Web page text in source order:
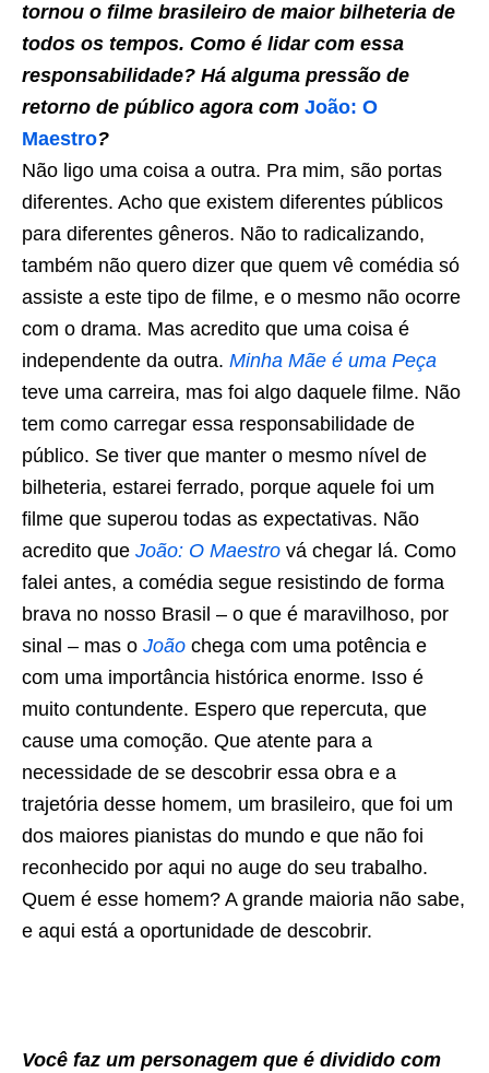
tornou o filme brasileiro de maior bilheteria de
todos os tempos. Como é lidar com essa
responsabilidade? Há alguma pressão de
retorno de público agora com João: O
Maestro?
Não ligo uma coisa a outra. Pra mim, são portas
diferentes. Acho que existem diferentes públicos
para diferentes gêneros. Não to radicalizando,
também não quero dizer que quem vê comédia só
assiste a este tipo de filme, e o mesmo não ocorre
com o drama. Mas acredito que uma coisa é
independente da outra. Minha Mãe é uma Peça
teve uma carreira, mas foi algo daquele filme. Não
tem como carregar essa responsabilidade de
público. Se tiver que manter o mesmo nível de
bilheteria, estarei ferrado, porque aquele foi um
filme que superou todas as expectativas. Não
acredito que João: O Maestro vá chegar lá. Como
falei antes, a comédia segue resistindo de forma
brava no nosso Brasil – o que é maravilhoso, por
sinal – mas o João chega com uma potência e
com uma importância histórica enorme. Isso é
muito contundente. Espero que repercuta, que
cause uma comoção. Que atente para a
necessidade de se descobrir essa obra e a
trajetória desse homem, um brasileiro, que foi um
dos maiores pianistas do mundo e que não foi
reconhecido por aqui no auge do seu trabalho.
Quem é esse homem? A grande maioria não sabe,
e aqui está a oportunidade de descobrir.
Você faz um personagem que é dividido com